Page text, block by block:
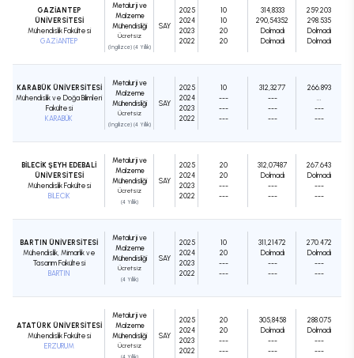
GAZİANTEP
ÜNİVERSİTESİ
Mühendislik Fakültesi
GAZİANTEP
Metalurji ve
Malzeme
Mühendisliği
Ücretsiz
(İngilizce) (4 Yıllık)
SAY
2025
2024
2023
2022
10
10
20
20
314,8333
290,54352
Dolmadı
Dolmadı
259.203
298.535
Dolmadı
Dolmadı
KARABÜK ÜNİVERSİTESİ
Mühendislik ve Doğa Bilimleri
Fakültesi
KARABÜK
Metalurji ve
Malzeme
Mühendisliği
Ücretsiz
(İngilizce) (4 Yıllık)
SAY
2025
2024
2023
2022
10
---
---
---
312,3277
---
---
---
266.893
---
---
BİLECİK ŞEYH EDEBALİ
ÜNİVERSİTESİ
Mühendislik Fakültesi
BİLECİK
Metalurji ve
Malzeme
Mühendisliği
Ücretsiz
(4 Yıllık)
SAY
2025
2024
2023
2022
20
20
---
---
312,07487
Dolmadı
---
---
267.643
Dolmadı
---
---
BARTIN ÜNİVERSİTESİ
Mühendislik, Mimarlık ve
Tasarım Fakültesi
BARTIN
Metalurji ve
Malzeme
Mühendisliği
Ücretsiz
(4 Yıllık)
SAY
2025
2024
2023
2022
10
20
---
---
311,21472
Dolmadı
---
---
270.472
Dolmadı
---
---
ATATÜRK ÜNİVERSİTESİ
Mühendislik Fakültesi
ERZURUM
Metalurji ve
Malzeme
Mühendisliği
Ücretsiz
SAY
2025
2024
2023
2022
20
20
---
---
305,8458
Dolmadı
---
---
288.075
Dolmadı
---
---